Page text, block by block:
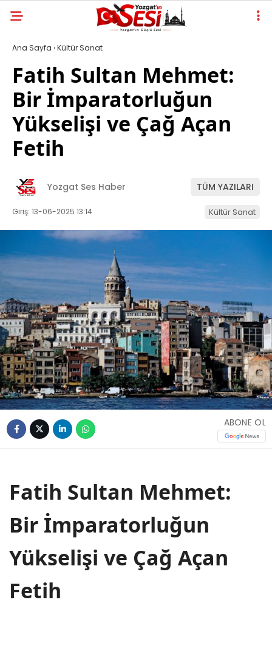
Ana Sayfa ›Kültür Sanat
Fatih Sultan Mehmet:
Bir İmparatorluğun
Yükselişi ve Çağ Açan
Fetih
Yozgat Ses Haber TÜM YAZILARI
Giriş: 13-06-2025 13:14 Kültür Sanat
ABONE OL
Fatih Sultan Mehmet:
Bir İmparatorluğun
Yükselişi ve Çağ Açan
Fetih